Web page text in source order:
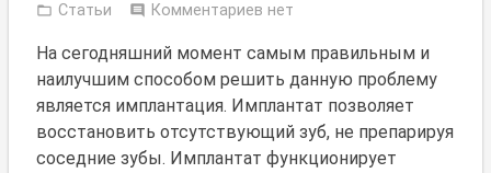
Статьи Комментариев нет
На сегодняшний момент самым правильным и
наилучшим способом решить данную проблему
является имплантация. Имплантат позволяет
восстановить отсутствующий зуб, не препарируя
соседние зубы. Имплантат функционирует